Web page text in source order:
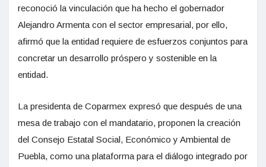
reconoció la vinculación que ha hecho el gobernador
Alejandro Armenta con el sector empresarial, por ello,
afirmó que la entidad requiere de esfuerzos conjuntos para
concretar un desarrollo próspero y sostenible en la
entidad.
La presidenta de Coparmex expresó que después de una
mesa de trabajo con el mandatario, proponen la creación
del Consejo Estatal Social, Económico y Ambiental de
Puebla, como una plataforma para el diálogo integrado por